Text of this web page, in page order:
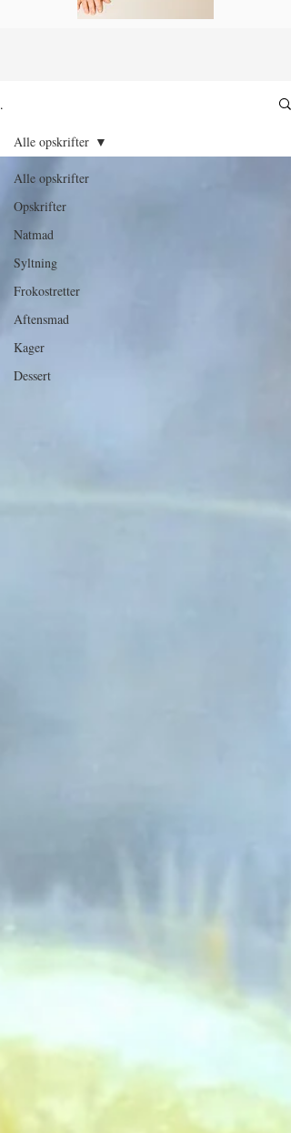
.
Alle opskrifter
Opskrifter
Natmad
Syltning
Frokostretter
Aftensmad
Kager
Dessert
Alle opskrifter